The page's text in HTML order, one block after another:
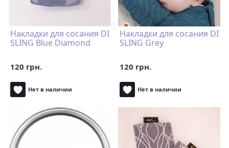
Накладки для сосания DI
SLING Blue Diamond
120 грн.
Нет в наличии
Накладки для сосания DI
SLING Grey
120 грн.
Нет в наличии